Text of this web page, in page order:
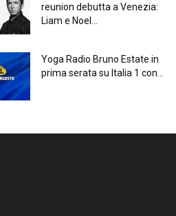
reunion debutta a Venezia:
Liam e Noel...
Yoga Radio Bruno Estate in
prima serata su Italia 1 con...